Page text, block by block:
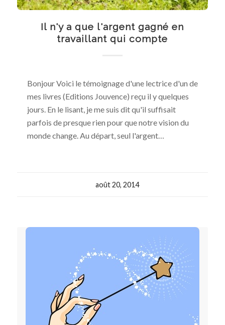
Il n'y a que l'argent gagné en
travaillant qui compte
Bonjour Voici le témoignage d'une lectrice d'un de
mes livres (Editions Jouvence) reçu il y quelques
jours. En le lisant, je me suis dit qu'il suffisait
parfois de presque rien pour que notre vision du
monde change. Au départ, seul l'argent…
août 20, 2014